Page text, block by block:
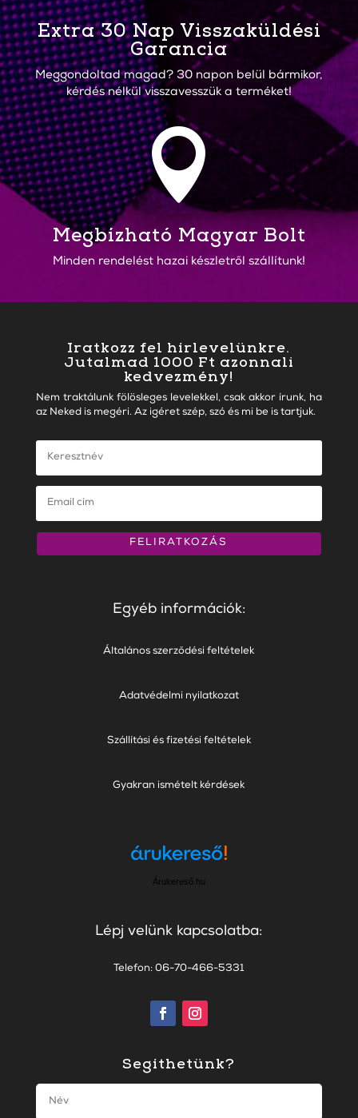
Extra 30 Nap Visszaküldési
Garancia
Meggondoltad magad? 30 napon belül bármikor,
kérdés nélkül visszavesszük a terméket!

Megbízható Magyar Bolt
Minden rendelést hazai készletről szállítunk!
Iratkozz fel hírlevelünkre.
Jutalmad 1000 Ft azonnali
kedvezmény!
Nem traktálunk fölösleges levelekkel, csak akkor írunk, ha
az Neked is megéri. Az igéret szép, szó és mi be is tartjuk.
FELIRATKOZÁS
Egyéb információk:
Általános szerződési feltételek
Adatvédelmi nyilatkozat
Szállítási és fizetési feltételek
Gyakran ismételt kérdések
Árukereső.hu
Lépj velünk kapcsolatba:
Telefon: 06-70-466-5331
Segíthetünk?